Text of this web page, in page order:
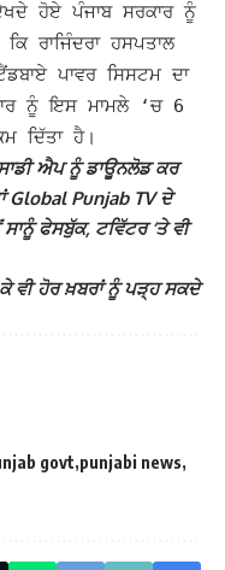
ਹੋਏ ਪੰਜਾਬ ਸਰਕਾਰ ਨੂੰ
ਰਾਜਿੰਦਰਾ ਹਸਪਤਾਲ
ਪਾਵਰ ਸਿਸਟਮ ਦਾ
ਨੂੰ ਇਸ ਮਾਮਲੇ ‘ਚ 6
ਦਿੱਤਾ ਹੈ।
ਐਪ ਨੂੰ ਡਾਊਨਲੋਡ ਕਰ
Global Punjab TV ਦੇ
ਫੇਸਬੁੱਕ, ਟਵਿੱਟਰ ‘ਤੇ ਵੀ
ਵੀ ਹੋਰ ਖ਼ਬਰਾਂ ਨੂੰ ਪੜ੍ਹ ਸਕਦੇ
govt punjabi news